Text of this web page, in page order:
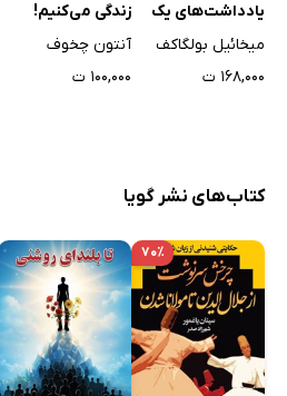
یادداشت‌های یک
آدم مرده
میخائیل بولگاکف
۱۶۸,۰۰۰ ت
زندگی می‌کنیم!
آنتون چخوف
۱۰۰,۰۰۰ ت
کتاب‌های نشر گویا
۷۰٪